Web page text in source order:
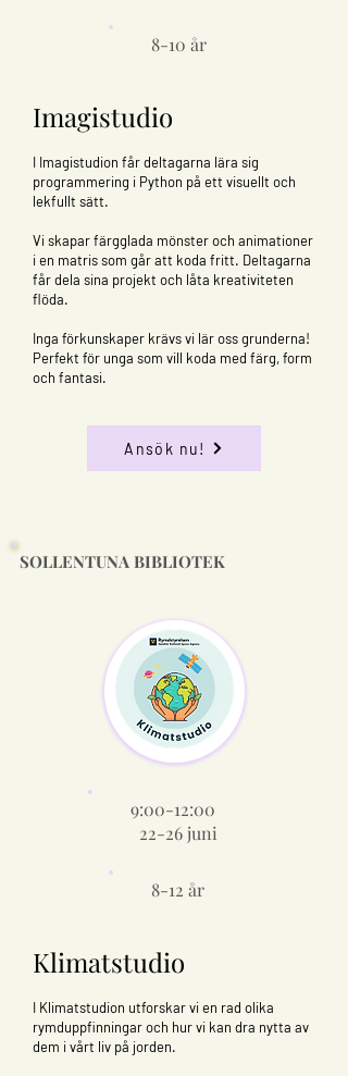
8-10 år
Imagistudio
I Imagistudion får deltagarna lära sig
programmering i Python på ett visuellt och
lekfullt sätt.
Vi skapar färgglada mönster och animationer
i en matris som går att koda fritt. Deltagarna
får dela sina projekt och låta kreativiteten
flöda.
Inga förkunskaper krävs vi lär oss grunderna!
Perfekt för unga som vill koda med färg, form
och fantasi.
Ansök nu!
SOLLENTUNA BIBLIOTEK
9:00-12:00
22-26 juni
8-12 år
Klimatstudio
I Klimatstudion utforskar vi en rad olika
rymduppfinningar och hur vi kan dra nytta av
dem i vårt liv på jorden.